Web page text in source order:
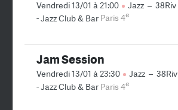
Vendredi 13/01 à 21:00 Jazz – 38Riv
- Jazz Club & Bar Paris 4e
Jam Session
Vendredi 13/01 à 23:30 Jazz – 38Riv
- Jazz Club & Bar Paris 4e